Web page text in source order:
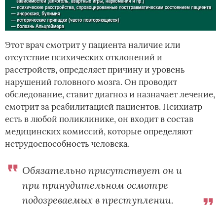
Этот врач смотрит у пациента наличие или
отсутствие психических отклонений и
расстройств, определяет причину и уровень
нарушений головного мозга. Он проводит
обследование, ставит диагноз и назначает лечение,
смотрит за реабилитацией пациентов. Психиатр
есть в любой поликлинике, он входит в состав
медицинских комиссий, которые определяют
нетрудоспособность человека.
Обязательно присутствует он и
при принудительном осмотре
подозреваемых в преступлении.